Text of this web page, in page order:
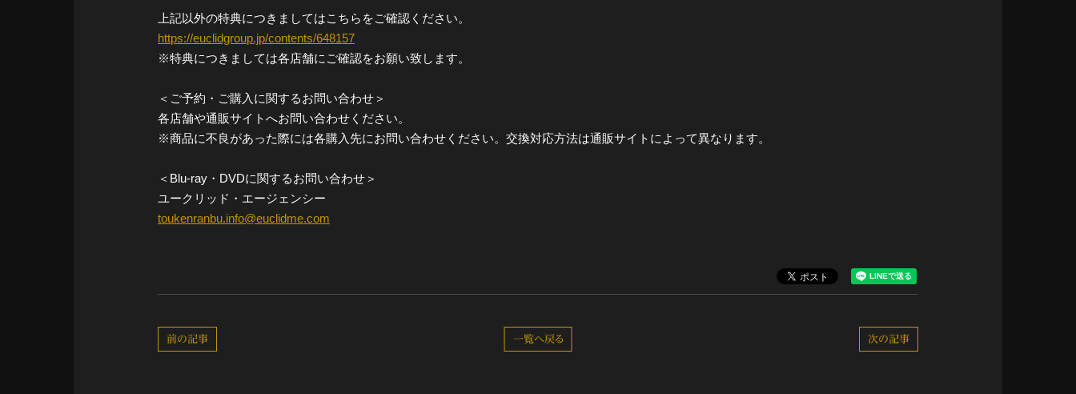
上記以外の特典につきましてはこちらをご確認ください。
https://euclidgroup.jp/contents/648157
※特典につきましては各店舗にご確認をお願い致します。
＜ご予約・ご購入に関するお問い合わせ＞
各店舗や通販サイトへお問い合わせください。
※商品に不良があった際には各購入先にお問い合わせください。交換対応方法は通販サイトによって異なります。
＜Blu-ray・DVDに関するお問い合わせ＞
ユークリッド・エージェンシー
toukenranbu.info@euclidme.com
次の記事
一覧へ戻る
前の記事